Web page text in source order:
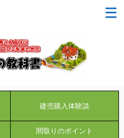
建売購入体験談
間取りのポイント